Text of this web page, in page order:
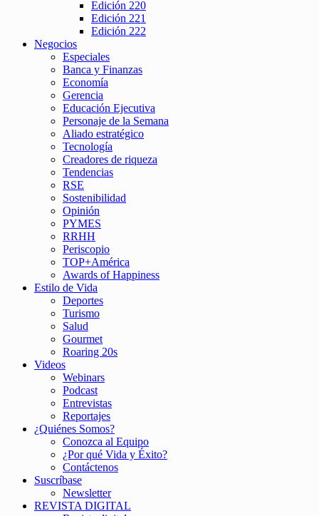
Edición 220
Edición 221
Edición 222
Negocios
Especiales
Banca y Finanzas
Economía
Gerencia
Educación Ejecutiva
Personaje de la Semana
Aliado estratégico
Tecnología
Creadores de riqueza
Tendencias
RSE
Sostenibilidad
Opinión
PYMES
RRHH
Periscopio
TOP+América
Awards of Happiness
Estilo de Vida
Deportes
Turismo
Salud
Gourmet
Roaring 20s
Videos
Webinars
Podcast
Entrevistas
Reportajes
¿Quiénes Somos?
Conozca al Equipo
¿Por qué Vida y Éxito?
Contáctenos
Suscríbase
Newsletter
REVISTA DIGITAL